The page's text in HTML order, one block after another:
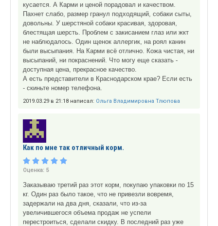
кусается. А Карми и ценой порадовал и качеством.
Пахнет слабо, размер гранул подходящий, собаки сыты,
довольны. У шерстяной собаки красивая, здоровая,
блестящая шерсть. Проблем с закисанием глаз или жкт
не наблюдалось. Один щенок аллергик, на роял канин
были высыпания. На Карми всё отлично. Кожа чистая, ни
высыпаний, ни покраснений. Что могу еще сказать -
доступная цена, прекрасное качество.
А есть представители в Краснодарском крае? Если есть
- скиньте номер телефона.
2019.03.29 в 21:18 написал: Ольга Владимировна Тлюпова
Как по мне так отличный корм.
Оценка: 5
Заказываю третий раз этот корм, покупаю упаковки по 15
кг. Один раз было такое, что не привезли вовремя,
задержали на два дня, сказали, что из-за
увеличившегося объема продаж не успели
перестроиться, сделали скидку. В последний раз уже